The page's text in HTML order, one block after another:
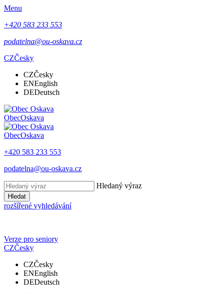
Menu
+420 583 233 553
podatelna@ou-oskava.cz
CZČesky
CZČesky
ENEnglish
DEDeutsch
ObecOskava
ObecOskava
+420 583 233 553
podatelna@ou-oskava.cz
Hledaný výraz
Hledat
rozšířené vyhledávání
Verze pro seniory
CZČesky
CZČesky
ENEnglish
DEDeutsch